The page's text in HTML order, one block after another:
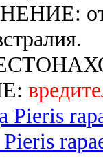
от
Pieris